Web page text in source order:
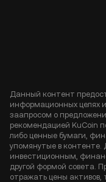
Данный контент
информационных целях
заапросом о
рекомендацией KuCoin
либо ценные бумаги,
упомянутые в контенте.
инвестиционным,
другой формой совета.
отражать цены активов,